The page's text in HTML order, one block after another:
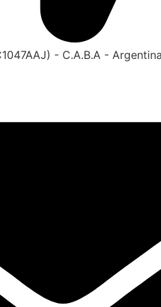
- C.A.B.A -